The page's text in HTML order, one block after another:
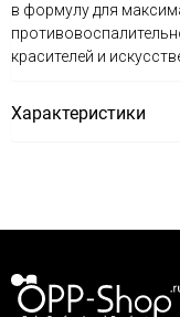
в формулу для
красителей и
Характеристики